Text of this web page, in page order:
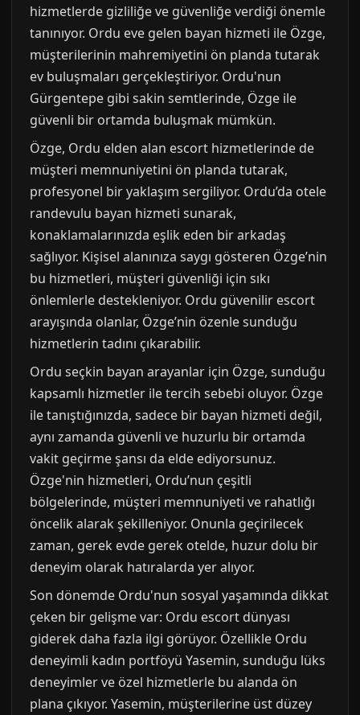
hizmetlerde gizliliğe ve güvenliğe verdiği önemle
tanınıyor. Ordu eve gelen bayan hizmeti ile Özge,
müşterilerinin mahremiyetini ön planda tutarak
ev buluşmaları gerçekleştiriyor. Ordu'nun
Gürgentepe gibi sakin semtlerinde, Özge ile
güvenli bir ortamda buluşmak mümkün.
Özge, Ordu elden alan escort hizmetlerinde de
müşteri memnuniyetini ön planda tutarak,
profesyonel bir yaklaşım sergiliyor. Ordu’da otele
randevulu bayan hizmeti sunarak,
konaklamalarınızda eşlik eden bir arkadaş
sağlıyor. Kişisel alanınıza saygı gösteren Özge’nin
bu hizmetleri, müşteri güvenliği için sıkı
önlemlerle destekleniyor. Ordu güvenilir escort
arayışında olanlar, Özge’nin özenle sunduğu
hizmetlerin tadını çıkarabilir.
Ordu seçkin bayan arayanlar için Özge, sunduğu
kapsamlı hizmetler ile tercih sebebi oluyor. Özge
ile tanıştığınızda, sadece bir bayan hizmeti değil,
aynı zamanda güvenli ve huzurlu bir ortamda
vakit geçirme şansı da elde ediyorsunuz.
Özge'nin hizmetleri, Ordu’nun çeşitli
bölgelerinde, müşteri memnuniyeti ve rahatlığı
öncelik alarak şekilleniyor. Onunla geçirilecek
zaman, gerek evde gerek otelde, huzur dolu bir
deneyim olarak hatıralarda yer alıyor.
Son dönemde Ordu'nun sosyal yaşamında dikkat
çeken bir gelişme var: Ordu escort dünyası
giderek daha fazla ilgi görüyor. Özellikle Ordu
deneyimli kadın portföyü Yasemin, sunduğu lüks
deneyimler ve özel hizmetlerle bu alanda ön
plana çıkıyor. Yasemin, müşterilerine üst düzey